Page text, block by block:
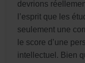
devrions
l’esprit que les
seulement une
le score d’une
intellectuel. Bien